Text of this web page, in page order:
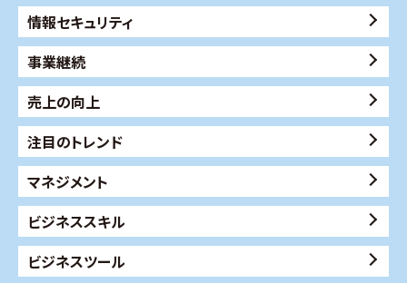
情報セキュリティ
事業継続
売上の向上
注目のトレンド
マネジメント
ビジネススキル
ビジネスツール